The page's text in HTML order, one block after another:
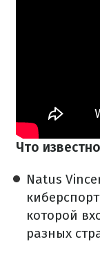
Что
Natus
которой
разных